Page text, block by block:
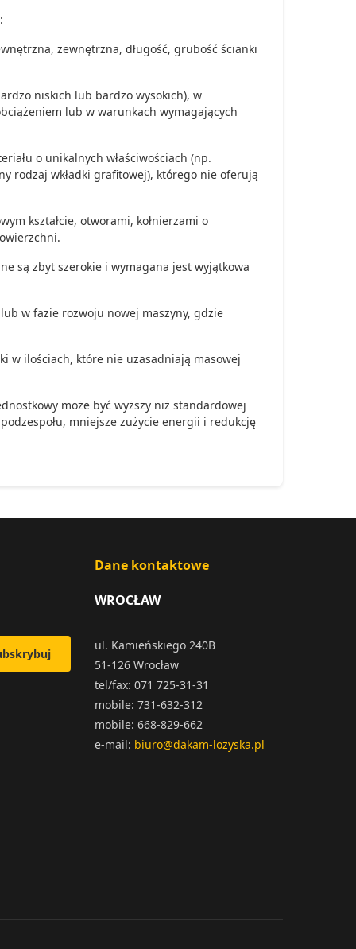
zewnętrzna, długość, grubość ścianki
niskich lub bardzo wysokich), w
lub w warunkach wymagających
o unikalnych właściwościach (np.
rodzaj wkładki grafitowej), którego nie oferują
kształcie, otworami, kołnierzami o
są zbyt szerokie i wymagana jest wyjątkowa
w fazie rozwoju nowej maszyny, gdzie
w ilościach, które nie uzasadniają masowej
może być wyższy niż standardowej
mniejsze zużycie energii i redukcję
Dane kontaktowe
WROCŁAW
ul. Kamieńskiego 240B
51-126 Wrocław
tel/fax: 071 725-31-31
mobile: 731-632-312
mobile: 668-829-662
e-mail: biuro@dakam-lozyska.pl